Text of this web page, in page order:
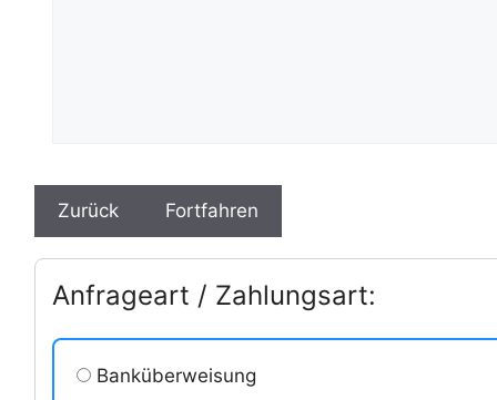
Anfrageart / Zahlungsart:
Banküberweisung